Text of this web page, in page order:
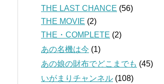
THE LAST CHANCE (56)
THE MOVIE (2)
THE・COMPLETE (2)
あの名機は今 (1)
あの娘の財布でどこまでも (45)
いがまりチャンネル (108)